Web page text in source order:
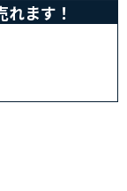
ます！